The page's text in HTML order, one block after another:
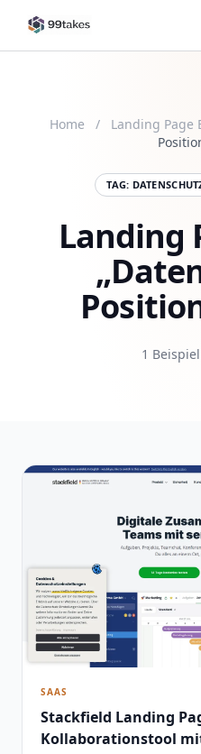
Home / Landing Page
TAG:
Landing
1
SAAS
Stackfield Landing
Kollaborationstool